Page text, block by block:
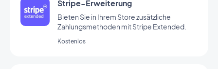
Stripe-Erweiterung
Bieten Sie in Ihrem Store zusätzliche
Zahlungsmethoden mit Stripe Extended.
Kostenlos